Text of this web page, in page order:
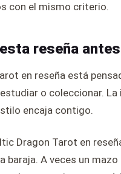
con el mismo criterio.
reseña
en reseña está
o coleccionar.
encaja contigo.
Dragon Tarot en
baraja. A veces un